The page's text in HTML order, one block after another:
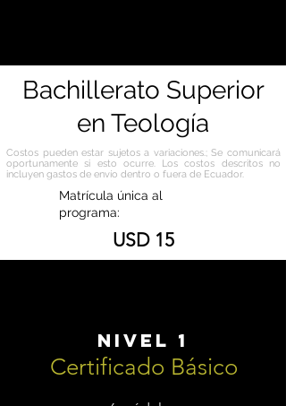
Bachillerato Superior
en Teología
Costos pueden estar sujetos a variaciones.; Se comunicará
oportunamente si esto ocurre. Los costos descritos no
incluyen gastos de envío dentro o fuera de Ecuador.
Matrícula única al
programa:
USD 15
Nivel 1
Certificado Básico